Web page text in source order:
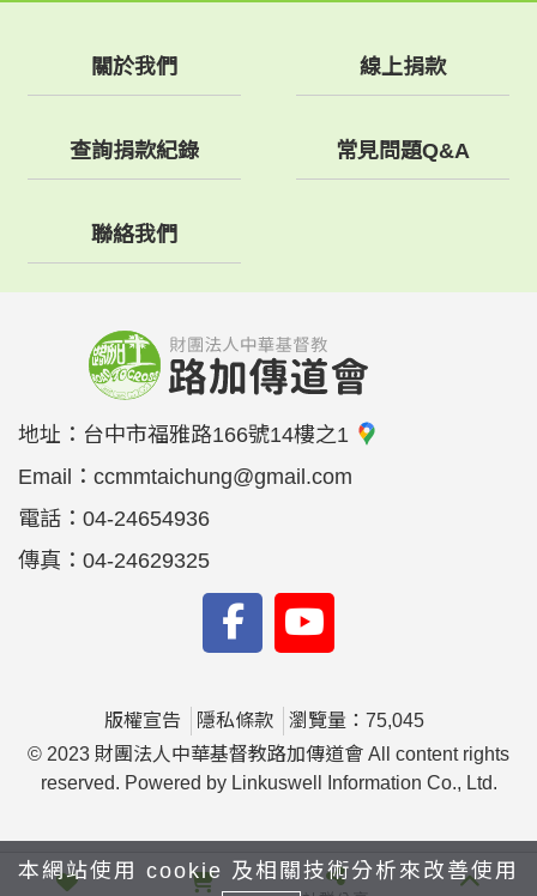
關於我們 線上捐款
查詢捐款紀錄 常見問題Q&A
聯絡我們
地址： 台中市福雅路166號14樓之1
Email： ccmmtaichung@gmail.com
電話： 04-24654936
傳真： 04-24629325
版權宣告 隱私條款
瀏覽量：75,045
© 2023 財團法人中華基督教路加傳道會 All content rights
reserved. Powered by Linkuswell Information Co., Ltd.
本網站使用 cookie 及相關技術分析來改善使用